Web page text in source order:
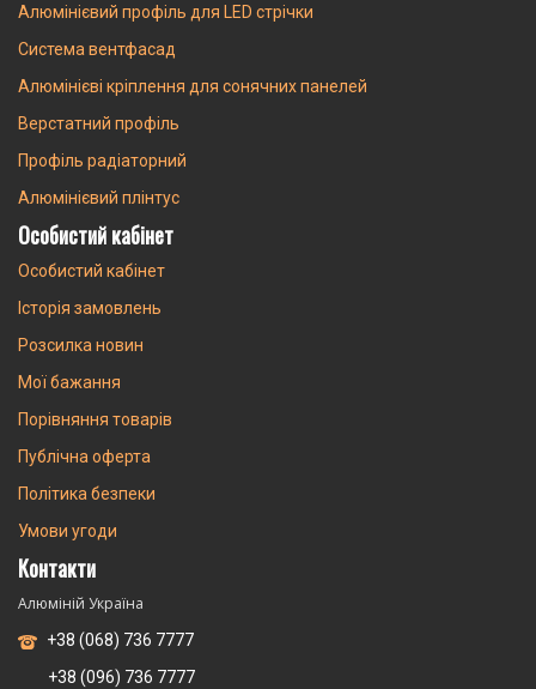
Алюмінієвий профіль для LED стрічки
Система вентфасад
Алюмінієві кріплення для сонячних панелей
Верстатний профіль
Профіль радіаторний
Алюмінієвий плінтус
Особистий кабінет
Особистий кабінет
Історія замовлень
Розсилка новин
Мої бажання
Порівняння товарів
Публічна оферта
Політика безпеки
Умови угоди
Контакти
Алюміній Україна
+38 (068) 736 7777
+38 (096) 736 7777